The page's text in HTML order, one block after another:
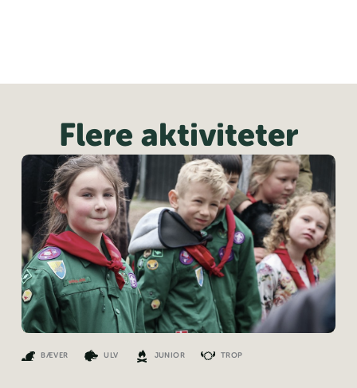
Flere aktiviteter
BÆVER ULV JUNIOR TROP